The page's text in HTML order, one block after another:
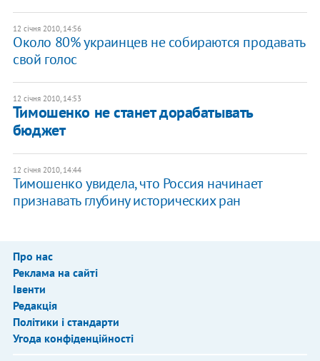
12 січня 2010, 14:56
Около 80% украинцев не собираются продавать
свой голос
12 січня 2010, 14:53
Тимошенко не станет дорабатывать
бюджет
12 січня 2010, 14:44
Тимошенко увидела, что Россия начинает
признавать глубину исторических ран
Про нас
Реклама на сайті
Івенти
Редакція
Політики і стандарти
Угода конфіденційності